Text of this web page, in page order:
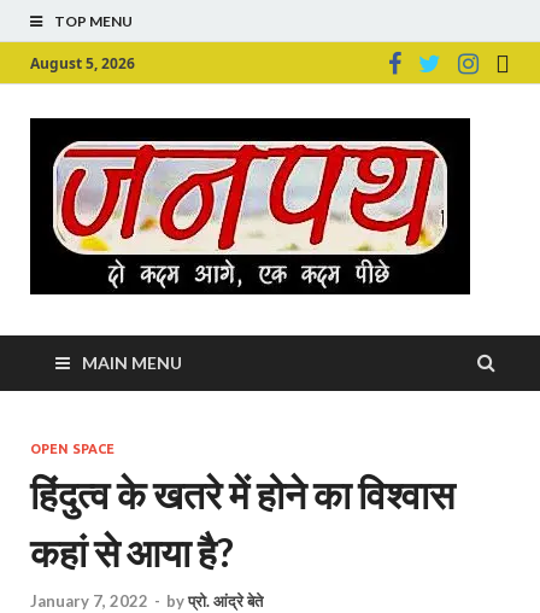
TOP MENU
August 5, 2026
MAIN MENU
OPEN SPACE
हिंदुत्व के खतरे में होने का विश्वास
कहां से आया है?
January 7, 2022 - byप्रो. आंद्रे बेते